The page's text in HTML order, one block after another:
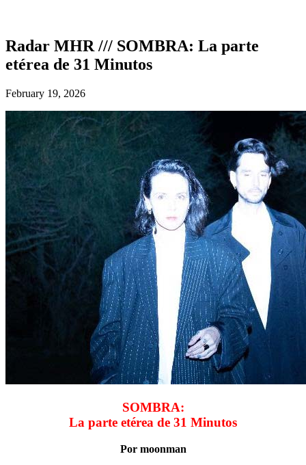
Radar MHR /// SOMBRA: La parte
etérea de 31 Minutos
February 19, 2026
SOMBRA:
La parte etérea de 31 Minutos
Por moonman